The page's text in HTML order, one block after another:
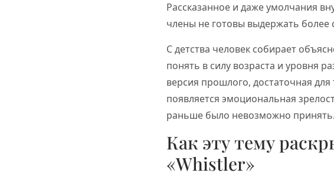
Рассказанное и даже умолчания
члены не готовы выдержать
С детства человек собирает
понять в силу возраста и уровня
версия прошлого, достаточная
появляется эмоциональная
раньше было невозможно принять.
Как эту тему
«Whistler»